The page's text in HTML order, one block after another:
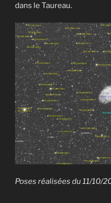
dans le Taureau.
Poses réalisées du 11/10/